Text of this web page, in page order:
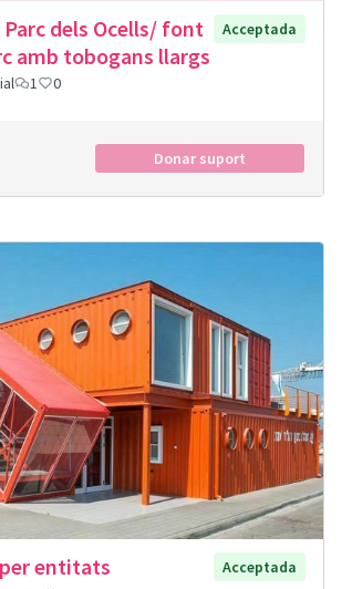
dels Ocells/ font
amb tobogans llargs
Acceptada
1 0
Donar suport
entitats
Acceptada